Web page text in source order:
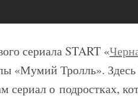
сериала START «
«Мумий Тролль».
о подростках,